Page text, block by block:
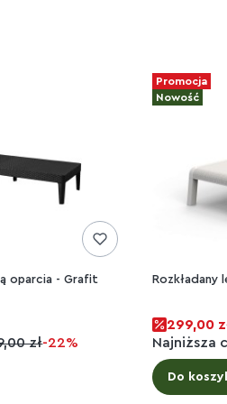
oparcia - Grafit
zł-22%
Promocja
Nowość
Rozkładany
299,00
Najniższa
Do